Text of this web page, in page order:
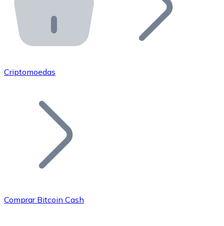
API Bitnovo
Integre nossa API no seu ecossistema.
Junte-se à nossa rede de revendedores e comercialize
Adicione o token do seu projeto ao nosso serviço de
Criptomoedas
Comprar Bitcoin Cash